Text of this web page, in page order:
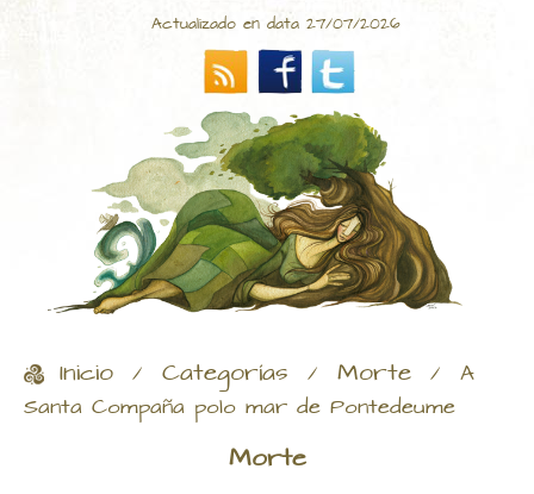
Actualizado en data 27/07/2026
Inicio / Categorías / Morte / A
Santa Compaña polo mar de Pontedeume
Morte